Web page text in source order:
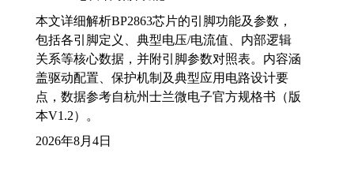
本文详细解析BP2863芯片的引脚功能及参数，
包括各引脚定义、典型电压/电流值、内部逻辑
关系等核心数据，并附引脚参数对照表。内容涵
盖驱动配置、保护机制及典型应用电路设计要
点，数据参考自杭州士兰微电子官方规格书（版
本V1.2）。
2026年8月4日